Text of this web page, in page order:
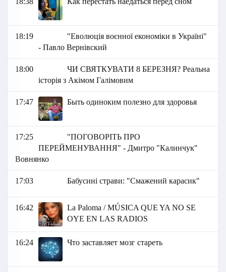
18:19
"Еволюція воєнної економіки в Україні"
- Павло Вернівский
18:00
ЧИ СВЯТКУВАТИ 8 БЕРЕЗНЯ? Реальна
історія з Акімом Галімовим
17:47 Быть одиноким полезно для здоровья
17:25
"ПОГОВОРІТЬ ПРО
ПЕРЕЙМЕНУВАННЯ" - Дмитро "Калинчук"
Вовнянко
17:03 Бабусині страви: "Смажений карасик"
16:42
La Paloma / MÚSICA QUE YA NO SE
OYE EN LAS RADIOS
16:24 Что заставляет мозг стареть